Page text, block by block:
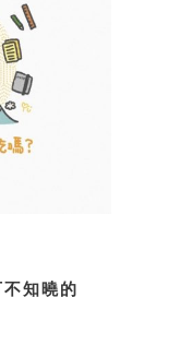
知曉的